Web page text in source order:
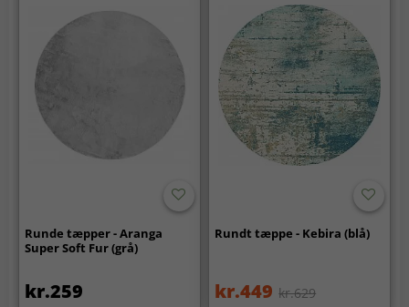
Runde tæpper - Aranga
Super Soft Fur (grå)
kr.259
Rundt tæppe - Kebira (blå)
kr.449 kr.629